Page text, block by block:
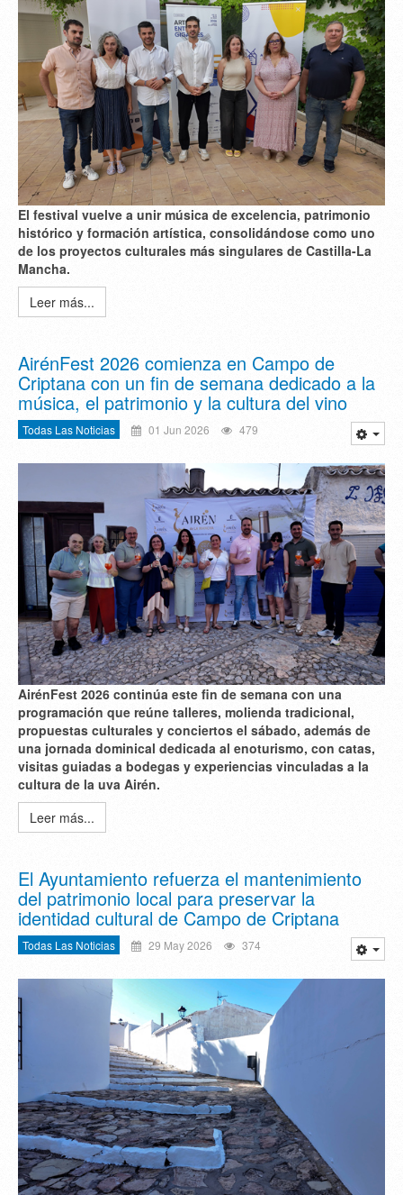
El festival vuelve a unirmúsica de excelencia, patrimonio
histórico y formación artística, consolidándose como uno
de los proyectos culturales más singulares de Castilla-La
Mancha.
Leer más...
AirénFest 2026 comienza en Campo de
Criptana con un fin de semana dedicado a la
música, el patrimonio y la cultura del vino
Todas Las Noticias 01 Jun 2026 479
AirénFest 2026 continúa este fin de semana con una
programación que reúne talleres, molienda tradicional,
propuestas culturales y conciertos el sábado, además de
una jornada dominical dedicada al enoturismo, con catas,
visitas guiadas a bodegas y experiencias vinculadas a la
cultura de la uva Airén.
Leer más...
El Ayuntamiento refuerza el mantenimiento
del patrimonio local para preservar la
identidad cultural de Campo de Criptana
Todas Las Noticias 29 May 2026 374